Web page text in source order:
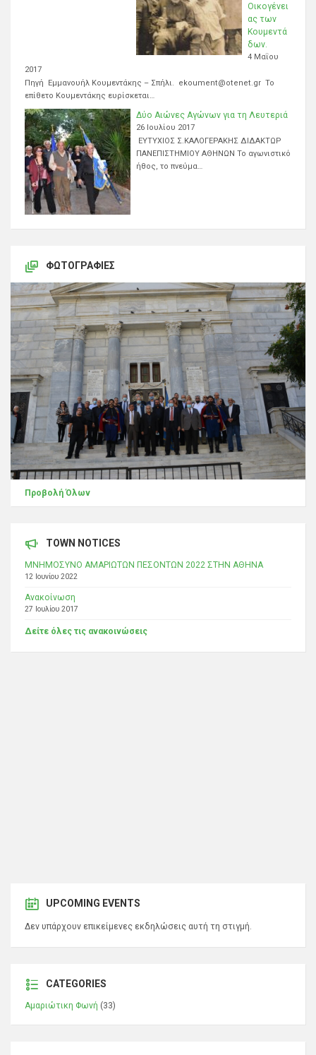
Οικογένει
ας των
Κουμεντά
δων.
4 Μαΐου
2017
Πηγή Εμμανουήλ Κουμεντάκης – Σπήλι. ekoument@otenet.gr Το
επίθετο Κουμεντάκης ευρίσκεται…
Δύο Αιώνες Αγώνων για τη Λευτεριά
26 Ιουλίου 2017
ΕΥΤΥΧΙΟΣ Σ.ΚΑΛΟΓΕΡΑΚΗΣ ΔΙΔΑΚΤΩΡ
ΠΑΝΕΠΙΣΤΗΜΙΟΥ ΑΘΗΝΩΝ Το αγωνιστικό
ήθος, το πνεύμα…
ΦΩΤΟΓΡΑΦΊΕΣ
Προβολή Όλων
TOWN NOTICES
ΜΝΗΜΟΣΥΝΟ ΑΜΑΡΙΩΤΩΝ ΠΕΣΟΝΤΩΝ 2022 ΣΤΗΝ ΑΘΗΝΑ
12 Ιουνίου 2022
Ανακοίνωση
27 Ιουλίου 2017
Δείτε όλες τις ανακοινώσεις
UPCOMING EVENTS
Δεν υπάρχουν επικείμενες εκδηλώσεις αυτή τη στιγμή.
CATEGORIES
Αμαριώτικη Φωνή (33)